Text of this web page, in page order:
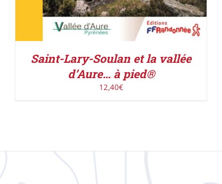
Saint-Lary-Soulan et la vallée
d’Aure… à pied®
12,40€